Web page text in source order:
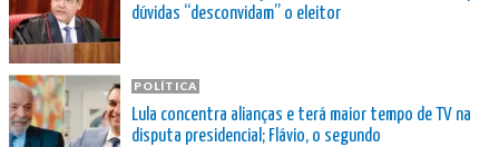
dúvidas “desconvidam” o eleitor
POLÍTICA
Lula concentra alianças e terá maior tempo de TV na
disputa presidencial; Flávio, o segundo